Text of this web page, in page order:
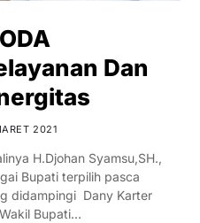
Dan
2021
H.Djohan Syamsu,SH.,
Bupati terpilih pasca
didampingi Dany Karter
Bupati…